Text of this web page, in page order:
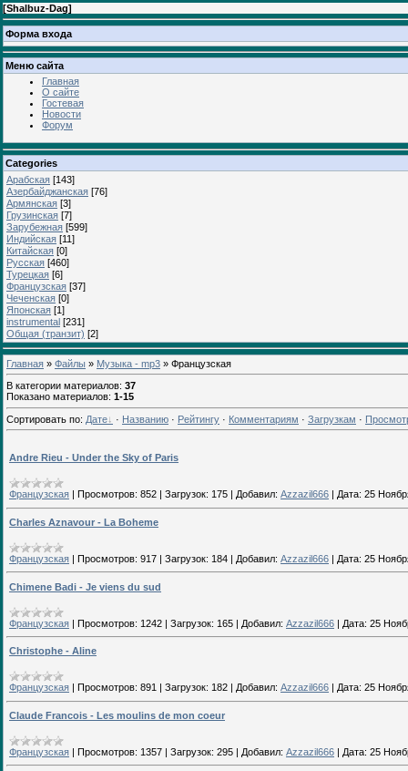
[Shalbuz-Dag]
Форма входа
Меню сайта
Главная
О сайте
Гостевая
Новости
Форум
Categories
Арабская [143]
Азербайджанская [76]
Армянская [3]
Грузинская [7]
Зарубежная [599]
Индийская [11]
Китайская [0]
Русская [460]
Турецкая [6]
Французская [37]
Чеченская [0]
Японская [1]
instrumental [231]
Общая (транзит) [2]
Главная » Файлы » Музыка - mp3 » Французская
В категории материалов: 37
Показано материалов: 1-15
Сортировать по: Дате · Названию · Рейтингу · Комментариям · Загрузкам ·
Andre Rieu - Under the Sky of Paris
Французская Просмотров: 852 Загрузок: 175 Добавил: Azzazil666 Дата: 25
Charles Aznavour - La Boheme
Французская | Просмотров: 917 | Загрузок: 184 | Добавил: Azzazil666 | Дата: 25
Chimene Badi - Je viens du sud
Французская | Просмотров: 1242 | Загрузок: 165 | Добавил: Azzazil666 | Дата: 25
Christophe - Aline
Французская Просмотров: 891 Загрузок: 182 Добавил: Azzazil666 Дата: 25
Claude Francois - Les moulins de mon coeur
Французская | Просмотров: 1357 | Загрузок: 295 | Добавил: Azzazil666 | Дата: 25